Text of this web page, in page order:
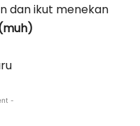
dan ikut menekan
-